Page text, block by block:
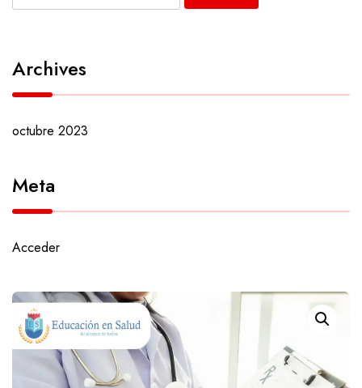
Archives
octubre 2023
Meta
Acceder